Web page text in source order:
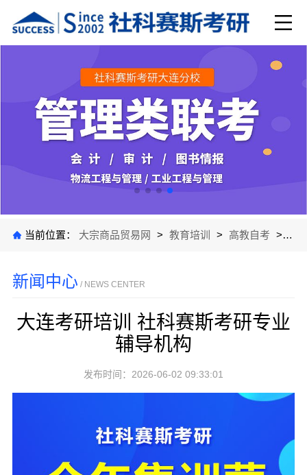
当前位置： 大宗商品贸易网 > 教育培训 > 高教自考 > 公
新闻中心 / NEWS CENTER
大连考研培训 社科赛斯考研专业
辅导机构
发布时间：2026-06-02 09:33:01